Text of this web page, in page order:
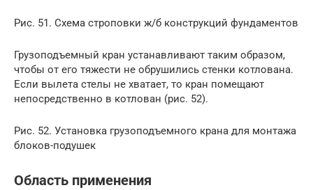
Рис. 51. Схема строповки ж/б конструкций фундаментов
Грузоподъемный кран устанавливают таким образом,
чтобы от его тяжести не обрушились стенки котлована.
Если вылета стелы не хватает, то кран помещают
непосредственно в котлован (рис. 52).
Рис. 52. Установка грузоподъемного крана для монтажа
блоков-подушек
Область применения